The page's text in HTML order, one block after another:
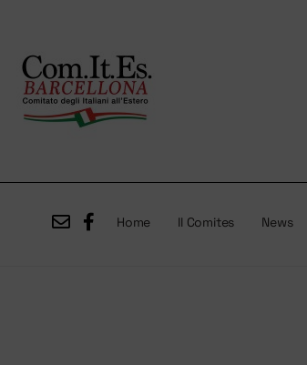
Home Il Comites News